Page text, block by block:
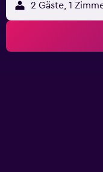
2 Gäste, 1